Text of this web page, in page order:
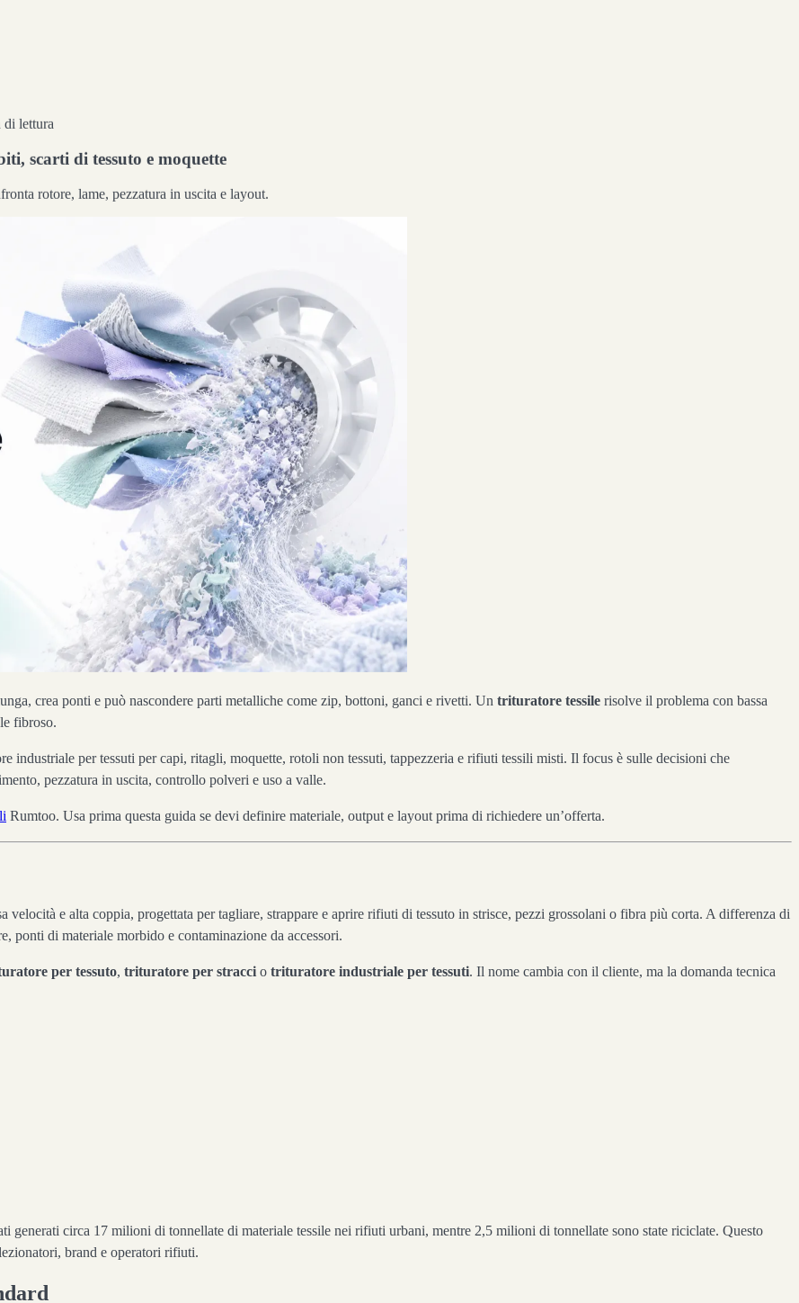
di lettura
scarti di tessuto e moquette
rotore, lame, pezzatura in uscita e layout.
crea ponti e può nascondere parti metalliche come zip, bottoni, ganci e rivetti. Un trituratore tessile risolve il problema con bassa
fibroso.
industriale per tessuti per capi, ritagli, moquette, rotoli non tessuti, tappezzeria e rifiuti tessili misti. Il focus è sulle decisioni che
pezzatura in uscita, controllo polveri e uso a valle.
Rumtoo. Usa prima questa guida se devi definire materiale, output e layout prima di richiedere un’offerta.
velocità e alta coppia, progettata per tagliare, strappare e aprire rifiuti di tessuto in strisce, pezzi grossolani o fibra più corta. A differenza di
ponti di materiale morbido e contaminazione da accessori.
per tessuto, trituratore per stracci o trituratore industriale per tessuti. Il nome cambia con il cliente, ma la domanda tecnica
generati circa 17 milioni di tonnellate di materiale tessile nei rifiuti urbani, mentre 2,5 milioni di tonnellate sono state riciclate. Questo
brand e operatori rifiuti.